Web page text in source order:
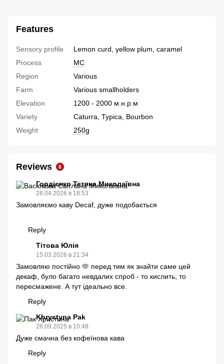
Features
Sensory profile
Lemon curd, yellow plum, caramel
Process
MC
Region
Various
Farm
Various smallholders
Elevation
1200 - 2000 м.н.р.м
Variety
Caturra, Typica, Bourbon
Weight
250g
Reviews 6
Гордієнко Тетяна Миколаївна
28.04.2026 в 18:53
Замовляємо каву Decaf, дуже подобається
Reply
Тітова Юлія
15.03.2026 в 21:34
Замовляю постійно 🫶 перед тим як знайти саме цей
декаф, було багато невдалих спроб - то кислить, то
пересмажене. А тут ідеально все.
Reply
Khrystyna Pak
28.09.2025 в 10:48
Дуже смачна без кофеїнова кава
Reply